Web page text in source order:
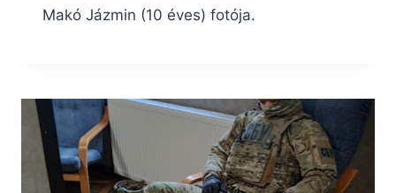
Makó Jázmin (10 éves) fotója.